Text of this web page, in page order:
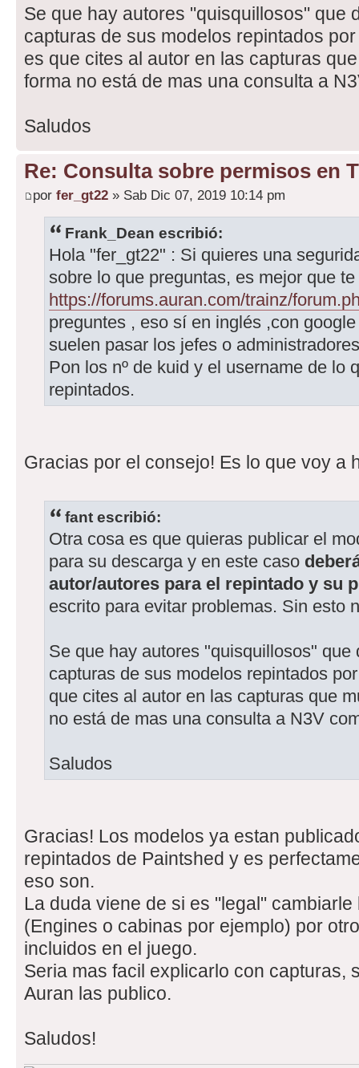
Se que hay autores "quisquillosos" que
capturas de sus modelos repintados
es que cites al autor en las capturas
forma no está de mas una consulta a
Saludos
Re: Consulta sobre permisos en
por fer_gt22 » Sab Dic 07, 2019 10:14 pm
Frank_Dean escribió:
Hola "fer_gt22" : Si quieres una
sobre lo que preguntas, es mejor que
https://forums.auran.com/trainz/
preguntes , eso sí en inglés ,con
suelen pasar los jefes o
Pon los nº de kuid y el username de lo
repintados.
Gracias por el consejo! Es lo que voy a
fant escribió:
Otra cosa es que quieras publicar el
para su descarga y en este caso
autor/autores para el repintado y su
escrito para evitar problemas. Sin esto
Se que hay autores "quisquillosos" que
capturas de sus modelos repintados
que cites al autor en las capturas que
no está de mas una consulta a N3V
Saludos
Gracias! Los modelos ya estan
repintados de Paintshed y es
eso son.
La duda viene de si es "legal"
(Engines o cabinas por ejemplo) por
incluidos en el juego.
Seria mas facil explicarlo con capturas,
Auran las publico.
Saludos!